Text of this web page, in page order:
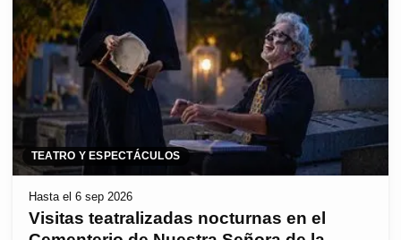
TEATRO Y ESPECTÁCULOS
Hasta el 6 sep 2026
Visitas teatralizadas nocturnas en el